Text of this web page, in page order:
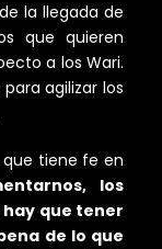
la llegada de
que quieren
a los Wari.
agilizar los
tiene fe en
los
hay que tener
de lo que